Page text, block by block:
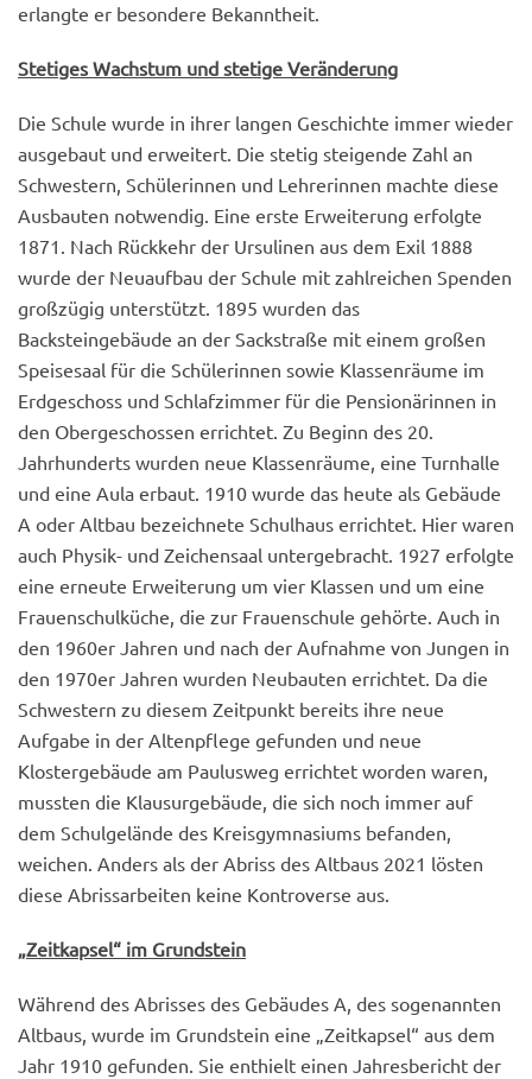
erlangte er besondere Bekanntheit.
Stetiges Wachstum und stetige Veränderung
Die Schule wurde in ihrer langen Geschichte immer wieder
ausgebaut und erweitert. Die stetig steigende Zahl an
Schwestern, Schülerinnen und Lehrerinnen machte diese
Ausbauten notwendig. Eine erste Erweiterung erfolgte
1871. Nach Rückkehr der Ursulinen aus dem Exil 1888
wurde der Neuaufbau der Schule mit zahlreichen Spenden
großzügig unterstützt. 1895 wurden das
Backsteingebäude an der Sackstraße mit einem großen
Speisesaal für die Schülerinnen sowie Klassenräume im
Erdgeschoss und Schlafzimmer für die Pensionärinnen in
den Obergeschossen errichtet. Zu Beginn des 20.
Jahrhunderts wurden neue Klassenräume, eine Turnhalle
und eine Aula erbaut. 1910 wurde das heute als Gebäude
A oder Altbau bezeichnete Schulhaus errichtet. Hier waren
auch Physik- und Zeichensaal untergebracht. 1927 erfolgte
eine erneute Erweiterung um vier Klassen und um eine
Frauenschulküche, die zur Frauenschule gehörte. Auch in
den 1960er Jahren und nach der Aufnahme von Jungen in
den 1970er Jahren wurden Neubauten errichtet. Da die
Schwestern zu diesem Zeitpunkt bereits ihre neue
Aufgabe in der Altenpflege gefunden und neue
Klostergebäude am Paulusweg errichtet worden waren,
mussten die Klausurgebäude, die sich noch immer auf
dem Schulgelände des Kreisgymnasiums befanden,
weichen. Anders als der Abriss des Altbaus 2021 lösten
diese Abrissarbeiten keine Kontroverse aus.
„Zeitkapsel“ im Grundstein
Während des Abrisses des Gebäudes A, des sogenannten
Altbaus, wurde im Grundstein eine „Zeitkapsel“ aus dem
Jahr 1910 gefunden. Sie enthielt einen Jahresbericht der